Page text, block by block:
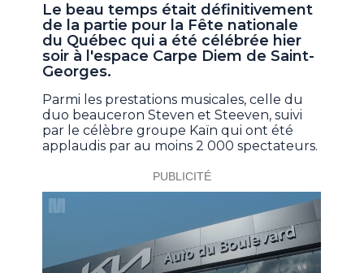
Le beau temps était définitivement
de la partie pour la Fête nationale
du Québec qui a été célébrée hier
soir à l'espace Carpe Diem de Saint-
Georges.
Parmi les prestations musicales, celle du
duo beauceron Steven et Steeven, suivi
par le célèbre groupe Kaïn qui ont été
applaudis par au moins 2 000 spectateurs.